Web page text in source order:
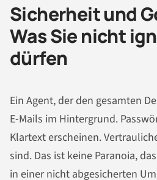
Sicherheit und
Was Sie nicht
dürfen
Ein Agent, der den gesamten
E-Mails im Hintergrund.
Klartext erscheinen.
sind. Das ist keine Paranoia,
in einer nicht abgesicherten